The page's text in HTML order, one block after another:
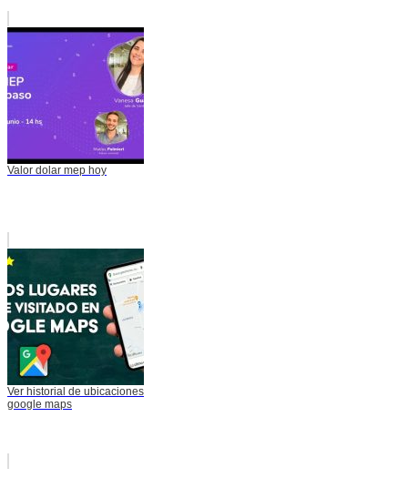
Valor dolar mep hoy
Ver historial de ubicaciones
google maps